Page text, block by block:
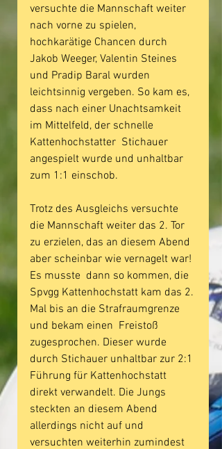
versuchte die Mannschaft weiter
nach vorne zu spielen,
hochkarätige Chancen durch
Jakob Weeger, Valentin Steines
und Pradip Baral wurden
leichtsinnig vergeben. So kam es,
dass nach einer Unachtsamkeit
im Mittelfeld, der schnelle
Kattenhochstatter  Stichauer
angespielt wurde und unhaltbar
zum 1:1 einschob.
Trotz des Ausgleichs versuchte
die Mannschaft weiter das 2. Tor
zu erzielen, das an diesem Abend
aber scheinbar wie vernagelt war!
Es musste  dann so kommen, die
Spvgg Kattenhochstatt kam das 2.
Mal bis an die Strafraumgrenze
und bekam einen  Freistoß
zugesprochen. Dieser wurde
durch Stichauer unhaltbar zur 2:1
Führung für Kattenhochstatt
direkt verwandelt. Die Jungs
steckten an diesem Abend
allerdings nicht auf und
versuchten weiterhin zumindest